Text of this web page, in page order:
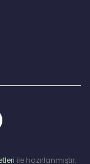
ile hazırlanmıştır.